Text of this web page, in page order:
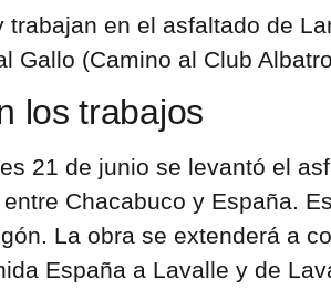
trabajan en el asfaltado de
Gallo (Camino al Club
los trabajos
21 de junio se levantó el
Chacabuco y España.
La obra se extenderá a
España a Lavalle y de